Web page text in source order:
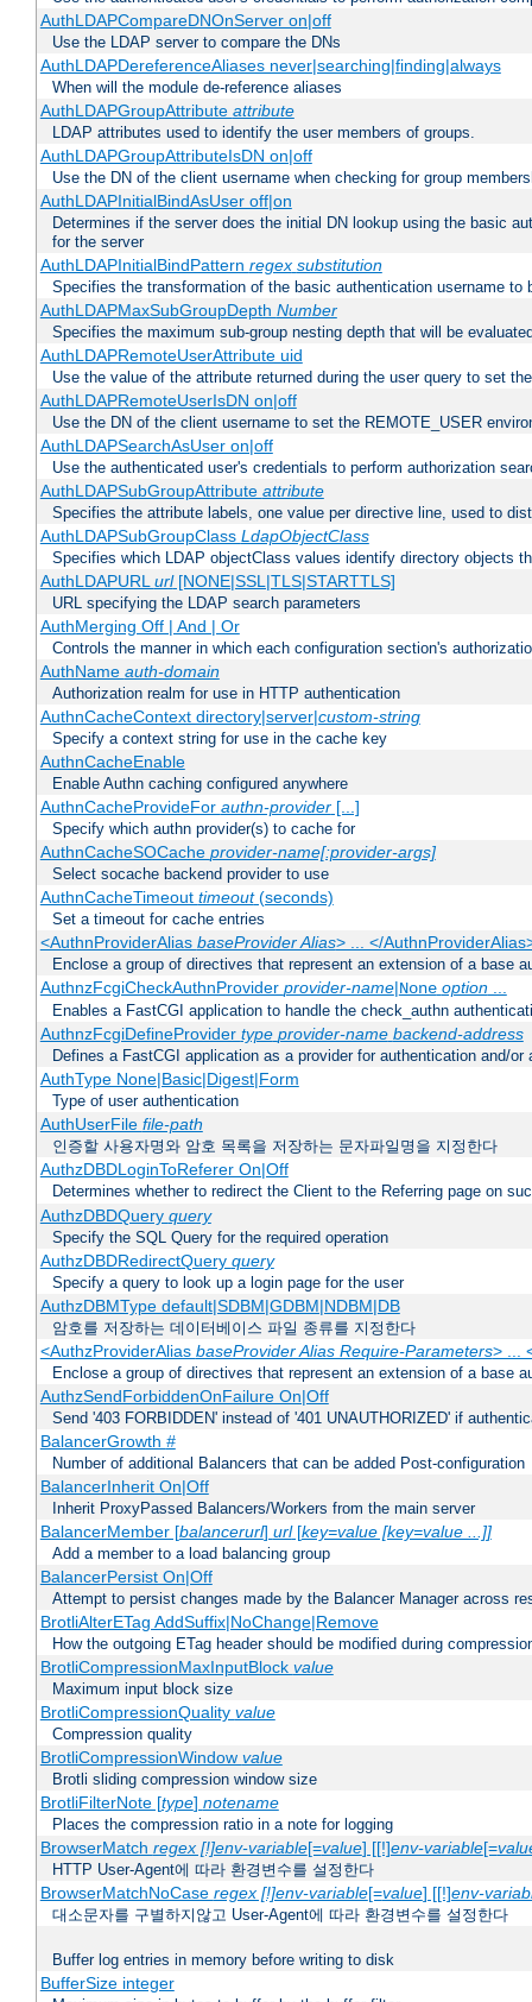
AuthLDAPCompareDNOnServer on|off
Use the LDAP server to compare the DNs
AuthLDAPDereferenceAliases never|searching|finding|always
When will the module de-reference aliases
AuthLDAPGroupAttribute attribute
LDAP attributes used to identify the user members of groups.
AuthLDAPGroupAttributeIsDN on|off
Use the DN of the client username when checking for group
AuthLDAPInitialBindAsUser off|on
Determines if the server does the initial DN lookup using the basic
for the server
AuthLDAPInitialBindPattern regex substitution
Specifies the transformation of the basic authentication username
AuthLDAPMaxSubGroupDepth Number
Specifies the maximum sub-group nesting depth that will be
AuthLDAPRemoteUserAttribute uid
Use the value of the attribute returned during the user query to set
AuthLDAPRemoteUserIsDN on|off
Use the DN of the client username to set the REMOTE_USER
AuthLDAPSearchAsUser on|off
Use the authenticated user's credentials to perform authorization
AuthLDAPSubGroupAttribute attribute
Specifies the attribute labels, one value per directive line, used to
AuthLDAPSubGroupClass LdapObjectClass
Specifies which LDAP objectClass values identify directory objects
AuthLDAPURLurl[NONE|SSL|TLS|STARTTLS]
URL specifying the LDAP search parameters
AuthMerging Off | And | Or
Controls the manner in which each configuration section's
AuthName auth-domain
Authorization realm for use in HTTP authentication
AuthnCacheContext directory|server|custom-string
Specify a context string for use in the cache key
AuthnCacheEnable
Enable Authn caching configured anywhere
AuthnCacheProvideFor authn-provider[...]
Specify which authn provider(s) to cache for
AuthnCacheSOCache provider-name[:provider-args]
Select socache backend provider to use
AuthnCacheTimeout timeout(seconds)
Set a timeout for cache entries
<AuthnProviderAlias baseProvider Alias> ... </
Enclose a group of directives that represent an extension of a base
AuthnzFcgiCheckAuthnProvider provider-name|None option...
Enables a FastCGI application to handle the check_authn
AuthnzFcgiDefineProvider type provider-name backend-address
Defines a FastCGI application as a provider for authentication and/or
AuthType None|Basic|Digest|Form
Type of user authentication
AuthUserFile file-path
인증할 사용자명와 암호 목록을 저장하는 문자파일명을 지정한다
AuthzDBDLoginToReferer On|Off
Determines whether to redirect the Client to the Referring page on
AuthzDBDQuery query
Specify the SQL Query for the required operation
AuthzDBDRedirectQuery query
Specify a query to look up a login page for the user
AuthzDBMType default|SDBM|GDBM|NDBM|DB
암호를 저장하는 데이터베이스 파일 종류를 지정한다
<AuthzProviderAlias baseProvider Alias Require-Parameters> ...
Enclose a group of directives that represent an extension of a base
AuthzSendForbiddenOnFailure On|Off
Send '403 FORBIDDEN' instead of '401 UNAUTHORIZED' if
BalancerGrowth #
Number of additional Balancers that can be added Post-configuration
BalancerInherit On|Off
Inherit ProxyPassed Balancers/Workers from the main server
BalancerMember [balancerurl] url[key=value [key=value ...]]
Add a member to a load balancing group
BalancerPersist On|Off
Attempt to persist changes made by the Balancer Manager across
BrotliAlterETag AddSuffix|NoChange|Remove
How the outgoing ETag header should be modified during
BrotliCompressionMaxInputBlock value
Maximum input block size
BrotliCompressionQuality value
Compression quality
BrotliCompressionWindow value
Brotli sliding compression window size
BrotliFilterNote [type] notename
Places the compression ratio in a note for logging
BrowserMatch regex [!]env-variable[=value] [[!]env-variable[=
HTTP User-Agent에 따라 환경변수를 설정한다
BrowserMatchNoCase regex [!]env-variable[=value] [[!]env-
대소문자를 구별하지않고 User-Agent에 따라 환경변수를 설정한다
Buffer log entries in memory before writing to disk
BufferSize integer